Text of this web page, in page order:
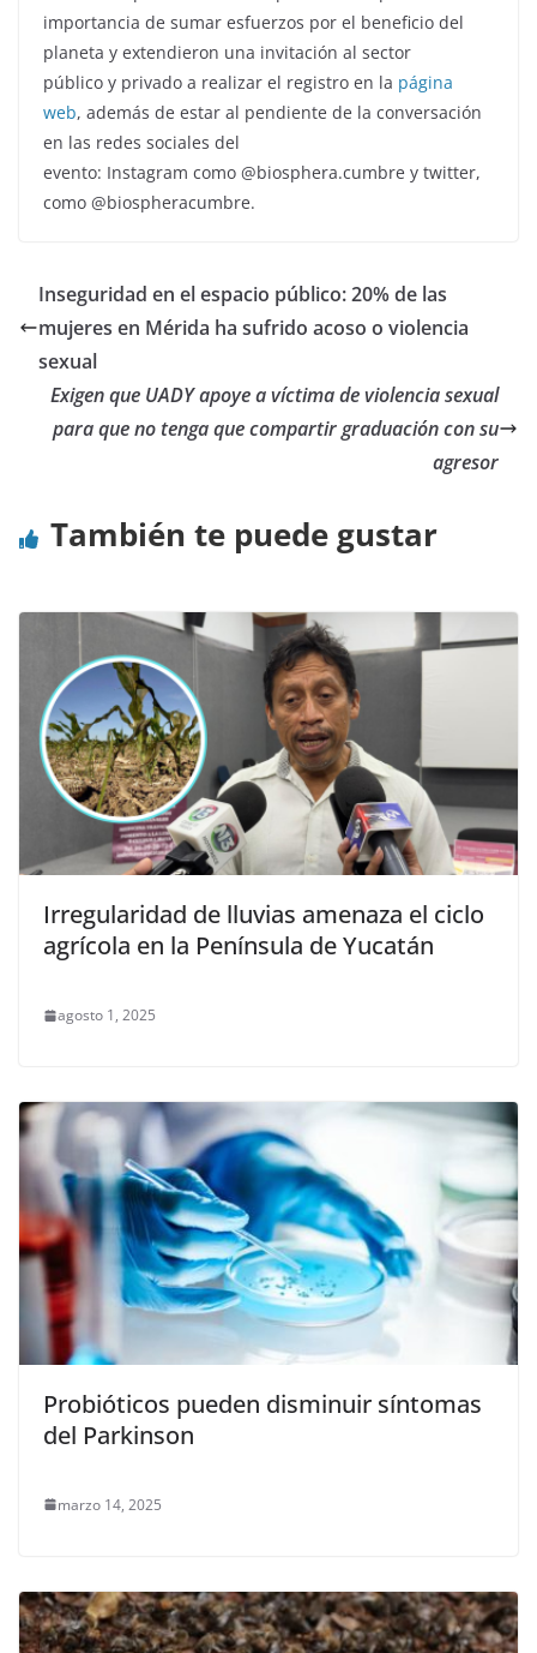
importancia de sumar esfuerzos por el beneficio del
planeta y extendieron una invitación al sector
público y privado a realizar el registro en la página
web, además de estar al pendiente de la conversación
en las redes sociales del
evento: Instagram como @biosphera.cumbre y twitter,
como @biospheracumbre.
Inseguridad en el espacio público: 20% de las
mujeres en Mérida ha sufrido acoso o violencia
sexual
Exigen que UADY apoye a víctima de violencia sexual
para que no tenga que compartir graduación con su
agresor
También te puede gustar
Irregularidad de lluvias amenaza el ciclo
agrícola en la Península de Yucatán
agosto 1, 2025
Probióticos pueden disminuir síntomas
del Parkinson
marzo 14, 2025